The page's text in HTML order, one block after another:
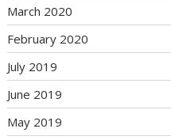
March 2020
February 2020
July 2019
June 2019
May 2019